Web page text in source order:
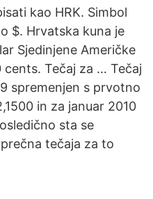
kao HRK. Simbol
$. Hrvatska kuna je
Sjedinjene Američke
cents. Tečaj za … Tečaj
spremenjen s prvotno
in za januar 2010
sta se
tečaja za to